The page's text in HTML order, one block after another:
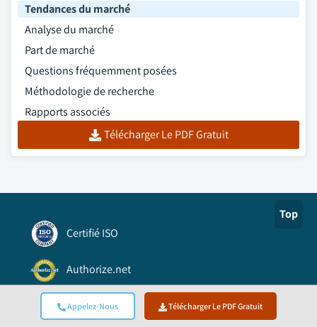
Appelez-Nous Télécharger Le PDF Gratuit
Tendances du marché
Analyse du marché
Part de marché
Questions fréquemment posées
Méthodologie de recherche
Rapports associés
Télécharger Le PDF Gratuit
Top
Certifié ISO
Authorize.net
Accrédité BBB A+